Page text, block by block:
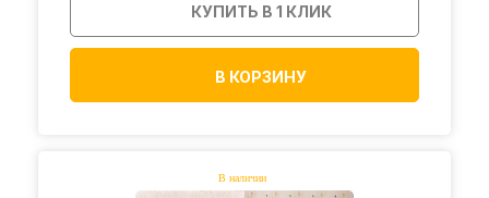
КУПИТЬ В 1 КЛИК
В КОРЗИНУ